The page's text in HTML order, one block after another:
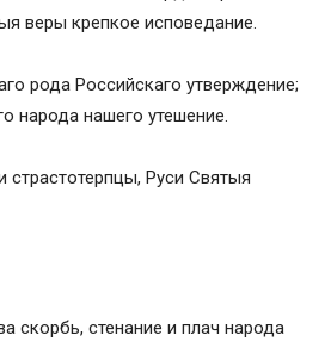
воскресный день,
последующий 25 января
(Собор
4 / 17 июля
веры крепкое исповедание.
рода Российскаго утверждение;
народа нашего утешение.
страстотерпцы, Руси Святыя
скорбь, стенание и плач народа